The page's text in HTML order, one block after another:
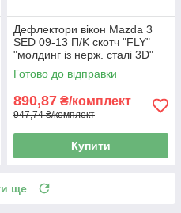
Дефлектори вікон Mazda 3
SED 09-13 П/K скотч "FLY"
"молдинг із нерж. сталі 3D"
Готово до відправки
890,87 ₴/комплект
947,74 ₴/комплект
Купити
ще